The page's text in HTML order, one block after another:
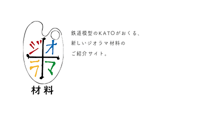
鉄道模型のKATOがおくる、
​新しいジオラマ材料の
ご紹介サイト